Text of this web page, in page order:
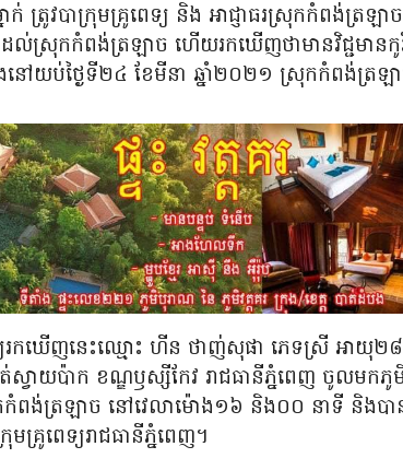
នាក់ ត្រូវបាក្រុមគ្រូពេទ្យ និង អាជ្ញាធរស្រុកកំពង់ត្រឡ
ល់ស្រុកកំពង់ត្រឡាច ហើយរកឃើញថាមានវិជ្ជមានកូ
ងនៅយប់ថ្ងៃទី២៤ ខែមីនា ឆ្នាំ២០២១ ស្រុកកំពង់ត្រឡ
យរកឃើញនេះឈ្មោះ ហីន ថាញ់សុផា ភេទស្រី អាយុ២៨
ស្វាយប៉ាក ខណ្ឌឫស្សីកែវ រាជធានីភ្នំពេញ ចូលមក
ពង់ត្រឡាច នៅវេលាម៉ោង១៦ និង០០ នាទី និងប
គ្រូពេទ្យរាជធានីភ្នំពេញ។